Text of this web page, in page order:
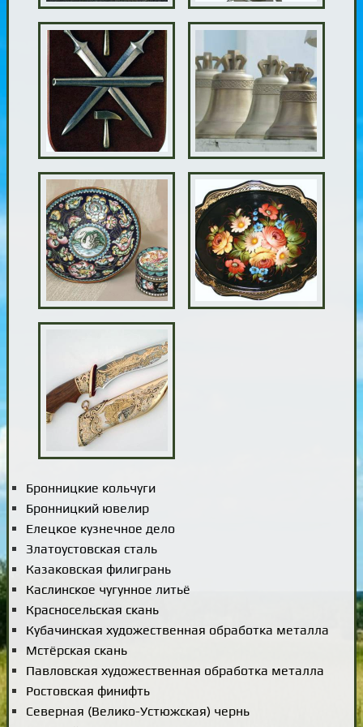
Бронницкие кольчуги
Бронницкий ювелир
Елецкое кузнечное дело
Златоустовская сталь
Казаковская филигрань
Каслинское чугунное литьё
Красносельская скань
Кубачинская художественная обработка металла
Мстёрская скань
Павловская художественная обработка металла
Ростовская финифть
Северная (Велико-Устюжская) чернь